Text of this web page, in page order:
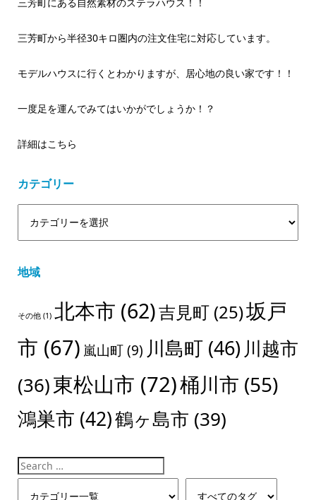
三芳町から半径30キロ圏内の注文住宅に対応しています。
モデルハウスに行くとわかりますが、居心地の良い家です！！
一度足を運んでみてはいかがでしょうか！？
詳細はこちら
カテゴリー
地域
その他(1) 北本市 (62)吉見町(25)坂戸
市 (67) 嵐山町(9) 川島町(46) 川越市
(36)東松山市 (72)桶川市 (55)
鴻巣市 (42)鶴ヶ島市 (39)